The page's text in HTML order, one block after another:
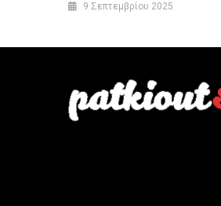
9 Σεπτεμβρίου 2025